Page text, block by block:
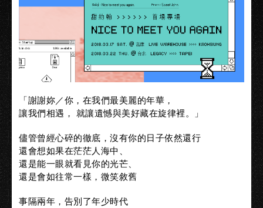
「謝謝妳／你，在我們最美麗的年華，
讓我們相遇， 就讓遺憾與美好藏在旋律裡。」
儘管曾經心碎的徹底，沒有你的日子依然還行
還會想如果在茫茫人海中、
還是能一眼就看見你的光芒、
還是會如往常一樣，微笑敘舊
事隔兩年，告別了年少時代